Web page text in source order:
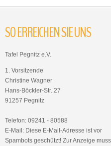
SOERREICHENSIEUNS
Tafel Pegnitz e.V.
1. Vorsitzende
Christine Wagner
Hans-Böckler-Str. 27
91257 Pegnitz
Telefon: 09241 - 80588
E-Mail: Diese E-Mail-Adresse ist vor
Spambots geschützt! Zur Anzeige muss